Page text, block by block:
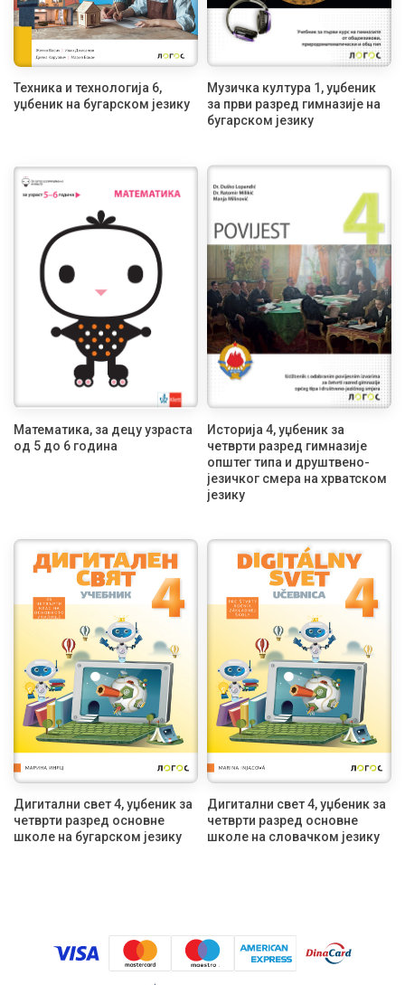
Техника и технологија 6,
уџбеник на бугарском језику
Музичка култура 1, уџбеник
за први разред гимназије на
бугарском језику
Математика, за децу узраста
од 5 до 6 година
Историја 4, уџбеник за
четврти разред гимназије
општег типа и друштвено-
језичког смера на хрватском
језику
Дигитални свет 4, уџбеник за
четврти разред основне
школе на бугарском језику
Дигитални свет 4, уџбеник за
четврти разред основне
школе на словачком језику